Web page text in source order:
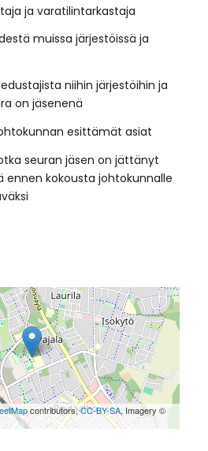
ja varatilintarkastaja
muissa järjestöissä ja
niihin järjestöihin ja
on jäsenenä
esittämät asiat
seuran jäsen on jättänyt
ennen kokousta johtokunnalle
contributors,CC-BY-SA, Imagery ©